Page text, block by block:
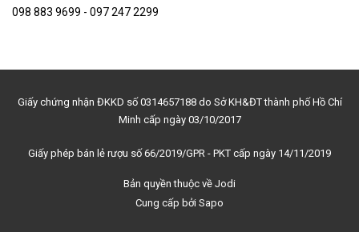
098 883 9699 - 097 247 2299
Giấy chứng nhận ĐKKD số 0314657188 do Sở KH&ĐT thành phố Hồ Chí
Minh cấp ngày 03/10/2017
Giấy phép bán lẻ rượu số 66/2019/GPR - PKT cấp ngày 14/11/2019
Bản quyền thuộc về Jodi
Cung cấp bởi Sapo